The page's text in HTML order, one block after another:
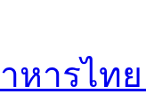
หารไท